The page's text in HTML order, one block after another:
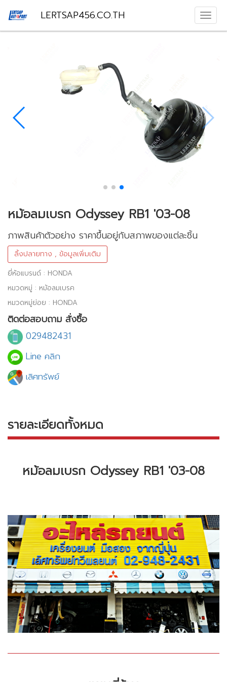
LERTSAP456.CO.TH
หม้อลมเบรก Odyssey RB1 '03-08
ภาพสินค้าตัวอย่าง ราคาขึ้นอยู่กับสภาพของแต่ละชิ้น
ลิ้งปลายทาง , ข้อมูลเพิ่มเติม
ยี่ห้อแบรนด์ : HONDA
หมวดหมู่ : หม้อลมเบรค
หมวดหมู่ย่อย : HONDA
ติดต่อสอบถาม สั่งซื้อ
029482431
Line คลิก
เลิศทรัพย์
รายละเอียดทั้งหมด
หม้อลมเบรก Odyssey RB1 '03-08